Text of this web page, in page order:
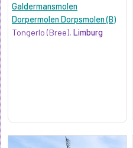
Galdermansmolen
Dorpermolen Dorpsmolen (B)
Tongerlo (Bree), Limburg